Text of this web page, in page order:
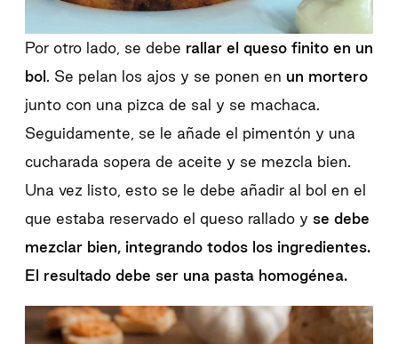
Por otro lado, se debe rallar el queso finito en un
bol. Se pelan los ajos y se ponen en un mortero
junto con una pizca de sal y se machaca.
Seguidamente, se le añade el pimentón y una
cucharada sopera de aceite y se mezcla bien.
Una vez listo, esto se le debe añadir al bol en el
que estaba reservado el queso rallado y se debe
mezclar bien, integrando todos los ingredientes.
El resultado debe ser una pasta homogénea.